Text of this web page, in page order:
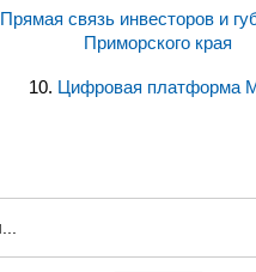
Прямая связь инвесторов и
Приморского края
10. Цифровая платформа